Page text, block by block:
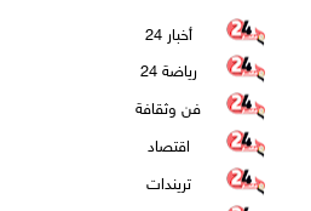
أخبار 24
رياضة 24
فن وثقافة
اقتصاد
تريندات